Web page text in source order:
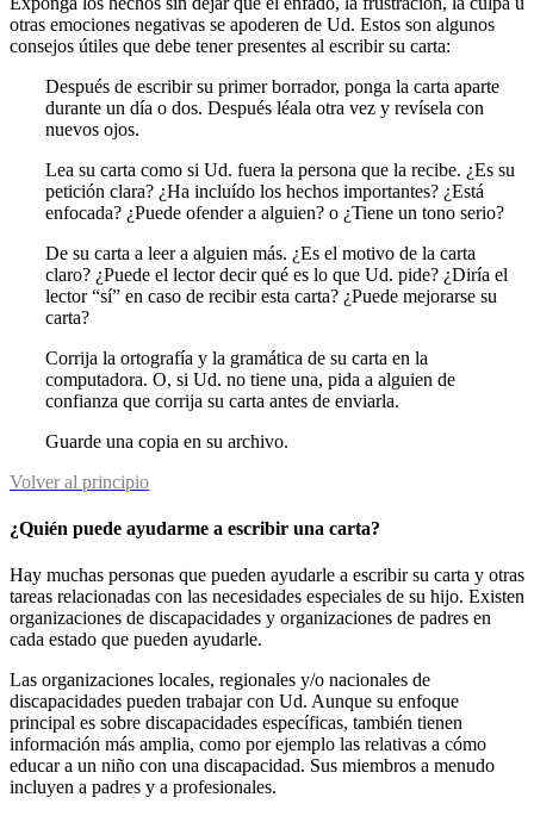
otras emociones negativas se apoderen de Ud. Estos son algunos
consejos útiles que debe tener presentes al escribir su carta:
Después de escribir su primer borrador, ponga la carta aparte
durante un día o dos. Después léala otra vez y revísela con
nuevos ojos.
Lea su carta como si Ud. fuera la persona que la recibe. ¿Es su
petición clara? ¿Ha incluído los hechos importantes? ¿Está
enfocada? ¿Puede ofender a alguien? o ¿Tiene un tono serio?
De su carta a leer a alguien más. ¿Es el motivo de la carta
claro? ¿Puede el lector decir qué es lo que Ud. pide? ¿Diría el
lector “sí” en caso de recibir esta carta? ¿Puede mejorarse su
carta?
Corrija la ortografía y la gramática de su carta en la
computadora. O, si Ud. no tiene una, pida a alguien de
confianza que corrija su carta antes de enviarla.
Guarde una copia en su archivo.
Volver al principio
¿Quién puede ayudarme a escribir una carta?
Hay muchas personas que pueden ayudarle a escribir su carta y otras
tareas relacionadas con las necesidades especiales de su hijo. Existen
organizaciones de discapacidades y organizaciones de padres en
cada estado que pueden ayudarle.
Las organizaciones locales, regionales y/o nacionales de
discapacidades pueden trabajar con Ud. Aunque su enfoque
principal es sobre discapacidades específicas, también tienen
información más amplia, como por ejemplo las relativas a cómo
educar a un niño con una discapacidad. Sus miembros a menudo
incluyen a padres y a profesionales.